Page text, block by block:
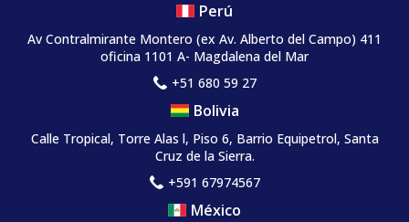
Perú
Av Contralmirante Montero (ex Av. Alberto del Campo) 411
oficina 1101 A- Magdalena del Mar
+51 680 59 27
Bolivia
Calle Tropical, Torre Alas l, Piso 6, Barrio Equipetrol, Santa
Cruz de la Sierra.
+591 67974567
México